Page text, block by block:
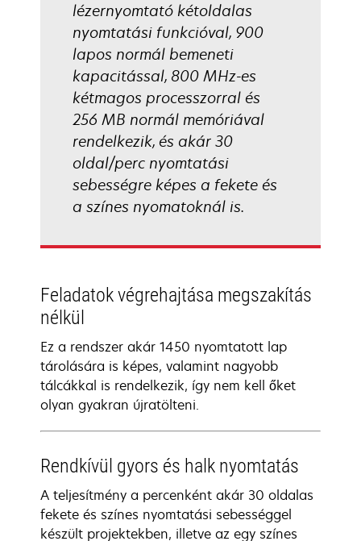
lézernyomtató kétoldalas
nyomtatási funkcióval, 900
lapos normál bemeneti
kapacitással, 800 MHz-es
kétmagos processzorral és
256 MB normál memóriával
rendelkezik, és akár 30
oldal/perc nyomtatási
sebességre képes a fekete és
a színes nyomatoknál is.
Feladatok végrehajtása megszakítás
nélkül
Ez a rendszer akár 1450 nyomtatott lap
tárolására is képes, valamint nagyobb
tálcákkal is rendelkezik, így nem kell őket
olyan gyakran újratölteni.
Rendkívül gyors és halk nyomtatás
A teljesítmény a percenként akár 30 oldalas
fekete és színes nyomtatási sebességgel
készült projektekben, illetve az egy színes